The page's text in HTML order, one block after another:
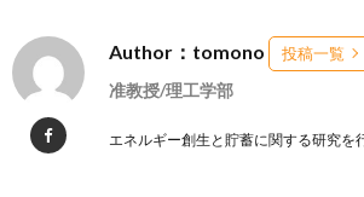
Author：tomono 投稿一覧
准教授/理工学部
エネルギー創生と貯蓄に関する研究を